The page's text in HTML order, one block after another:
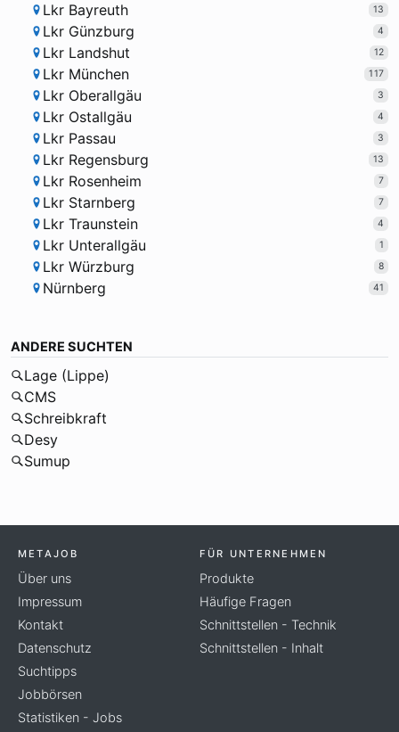
Lkr Bayreuth 13
Lkr Günzburg 4
Lkr Landshut 12
Lkr München 117
Lkr Oberallgäu 3
Lkr Ostallgäu 4
Lkr Passau 3
Lkr Regensburg 13
Lkr Rosenheim 7
Lkr Starnberg 7
Lkr Traunstein 4
Lkr Unterallgäu 1
Lkr Würzburg 8
Nürnberg 41
ANDERE SUCHTEN
Lage (Lippe)
CMS
Schreibkraft
Desy
Sumup
METAJOB
Über uns
Impressum
Kontakt
Datenschutz
Suchtipps
Jobbörsen
Statistiken - Jobs
FÜR UNTERNEHMEN
Produkte
Häufige Fragen
Schnittstellen - Technik
Schnittstellen - Inhalt